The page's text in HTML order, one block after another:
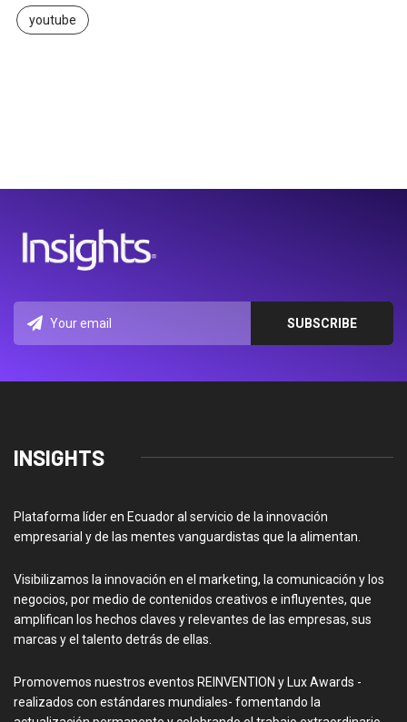
youtube
INSIGHTS
Plataforma líder en Ecuador al servicio de la innovación
empresarial y de las mentes vanguardistas que la alimentan.
Visibilizamos la innovación en el marketing, la comunicación y los
negocios, por medio de contenidos creativos e influyentes, que
amplifican los hechos claves y relevantes de las empresas, sus
marcas y el talento detrás de ellas.
Promovemos nuestros eventos REINVENTION y Lux Awards -
realizados con estándares mundiales- fomentando la